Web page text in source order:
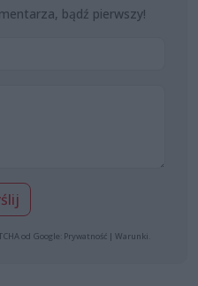
bądź pierwszy!
od Google: Prywatność | Warunki